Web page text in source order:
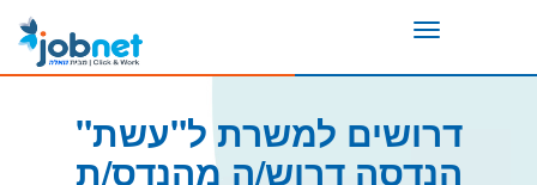
Toggle
דרושים למשרת ל"עשת"
הנדסה דרוש/ה מהנדס/ת